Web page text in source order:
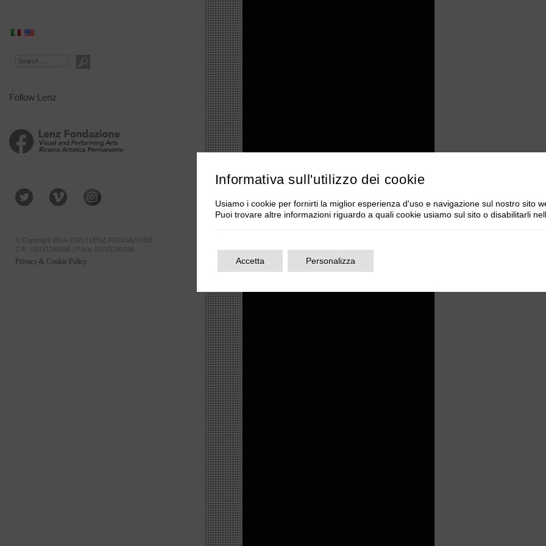
Follow Lenz
© Copyright 2014-2025 | LENZ FONDAZIONE
C.F.: 02741190348 | P.Iva: 02741190348
Privacy & Cookie Policy
Informativa sull'utilizzo dei cookie
Usiamo i cookie per fornirti la miglior esperienza d'uso e navigazione sul nostro sito
Puoi trovare altre informazioni riguardo a quali cookie usiamo sul sito o disabilitarli
Accetta Personalizza